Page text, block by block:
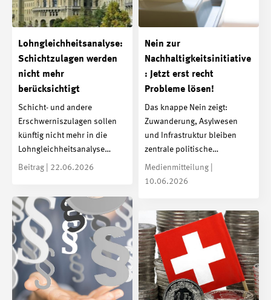
Lohngleichheitsanalyse:
Schichtzulagen werden
nicht mehr
berücksichtigt
Schicht- und andere
Erschwerniszulagen sollen
künftig nicht mehr in die
Lohngleichheitsanalyse…
Beitrag | 22.06.2026
Nein zur
Nachhaltigkeitsinitiative
: Jetzt erst recht
Probleme lösen!
Das knappe Nein zeigt:
Zuwanderung, Asylwesen
und Infrastruktur bleiben
zentrale politische…
Medienmitteilung |
10.06.2026